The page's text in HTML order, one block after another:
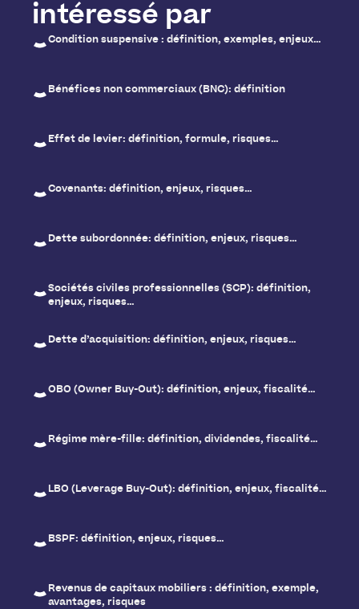
intéressé par
Condition suspensive : définition, exemples, enjeux…
Bénéfices non commerciaux (BNC): définition
Effet de levier: définition, formule, risques…
Covenants: définition, enjeux, risques…
Dette subordonnée: définition, enjeux, risques…
Sociétés civiles professionnelles (SCP): définition,
enjeux, risques…
Dette d’acquisition: définition, enjeux, risques…
OBO (Owner Buy-Out): définition, enjeux, fiscalité…
Régime mère-fille: définition, dividendes, fiscalité…
LBO (Leverage Buy-Out): définition, enjeux, fiscalité…
BSPF: définition, enjeux, risques…
Revenus de capitaux mobiliers : définition, exemple,
avantages, risques